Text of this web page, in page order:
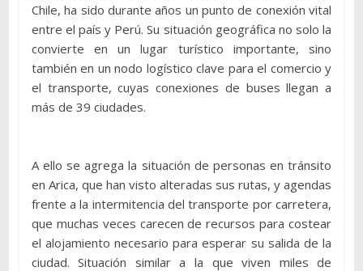
Chile, ha sido durante años un punto de conexión vital
entre el país y Perú. Su situación geográfica no solo la
convierte en un lugar turístico importante, sino
también en un nodo logístico clave para el comercio y
el transporte, cuyas conexiones de buses llegan a
más de 39 ciudades.
A ello se agrega la situación de personas en tránsito
en Arica, que han visto alteradas sus rutas, y agendas
frente a la intermitencia del transporte por carretera,
que muchas veces carecen de recursos para costear
el alojamiento necesario para esperar su salida de la
ciudad. Situación similar a la que viven miles de